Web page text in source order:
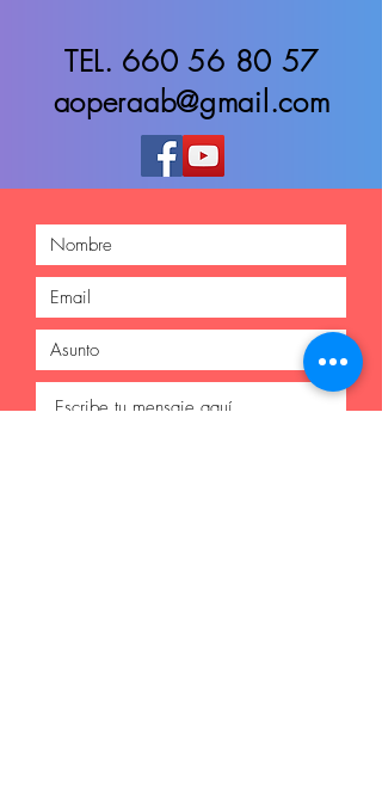
TEL. 660 56 80 57
aoperaab@gmail.com